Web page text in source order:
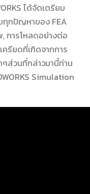
ได้จัดเตรียม
ทุกปัญหาของ FEA
, การโหลดอย่างต่อ
ครียดที่เกิดจากการ
ๆส่วนที่กล่าวมานี้ท่าน
Simulation